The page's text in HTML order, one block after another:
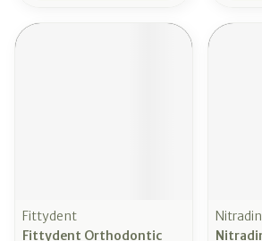
Fittydent
Fittydent Orthodontic